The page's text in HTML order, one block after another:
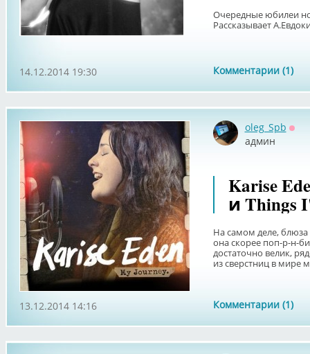
Очередные юбилеи
Рассказывает
Комментарии (1)
14.12.2014 19:30
oleg_Spb
админ
Karise
и Things
На самом деле,
она скорее поп-р-н-
достаточно велик,
из сверстниц в мире
Комментарии (1)
13.12.2014 14:16